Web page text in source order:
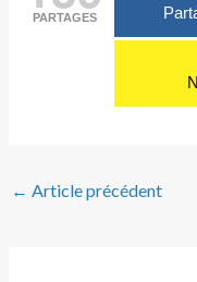
PARTAGES
← Article précédent